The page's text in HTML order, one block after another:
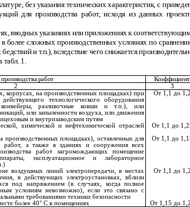
без указания технических характеристик, с
для производства работ, исходя из данных
вводных указаниях или приложениях к
более сложных производственных условиях по
и т.п.), вследствие чего снижается
табл. 1.
работ
Коэффициент
2
3
корпусах, на производственных площадках) при
технологического оборудования
разливочные ковши и т.п.), или
или запыленности воздуха, или движения
и внутризаводским путям
От 1,1 до 1,2
химической и нефтехимической отраслей
От 1,1 до
производственных площадках), оставленных для
работ, а также в зданиях и сооружения всех
работ загромождающих помещение
эксплуатационное и лабораторное
От 1,1 до
воздушных линий электропередачи, в местах
в действующих электроустановках, вблизи
под напряжением (в случаях, когда полное
условиям невозможно), если это связано с
требованиями техники безопасности
От 1,1 до 1,2
более 40°С в помещениях От 1,15 до